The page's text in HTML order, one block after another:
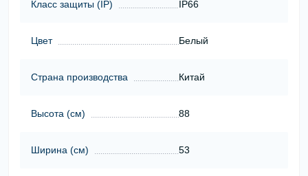
Класс защиты (ІР) IP66
Цвет Белый
Страна производства Китай
Высота (cм) 88
Ширина (cм) 53